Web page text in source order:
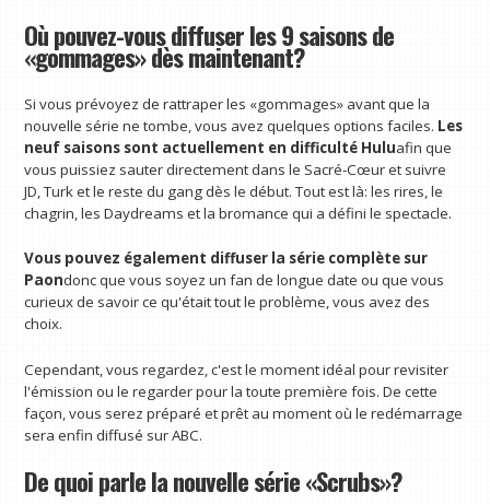
Où pouvez-vous diffuser les 9 saisons de
«gommages» dès maintenant?
Si vous prévoyez de rattraper les «gommages» avant que la
nouvelle série ne tombe, vous avez quelques options faciles. Les
neuf saisons sont actuellement en difficulté Huluafin que
vous puissiez sauter directement dans le Sacré-Cœur et suivre
JD, Turk et le reste du gang dès le début. Tout est là: les rires, le
chagrin, les Daydreams et la bromance qui a défini le spectacle.
Vous pouvez également diffuser la série complète sur
Paondonc que vous soyez un fan de longue date ou que vous
curieux de savoir ce qu'était tout le problème, vous avez des
choix.
Cependant, vous regardez, c'est le moment idéal pour revisiter
l'émission ou le regarder pour la toute première fois. De cette
façon, vous serez préparé et prêt au moment où le redémarrage
sera enfin diffusé sur ABC.
De quoi parle la nouvelle série «Scrubs»?